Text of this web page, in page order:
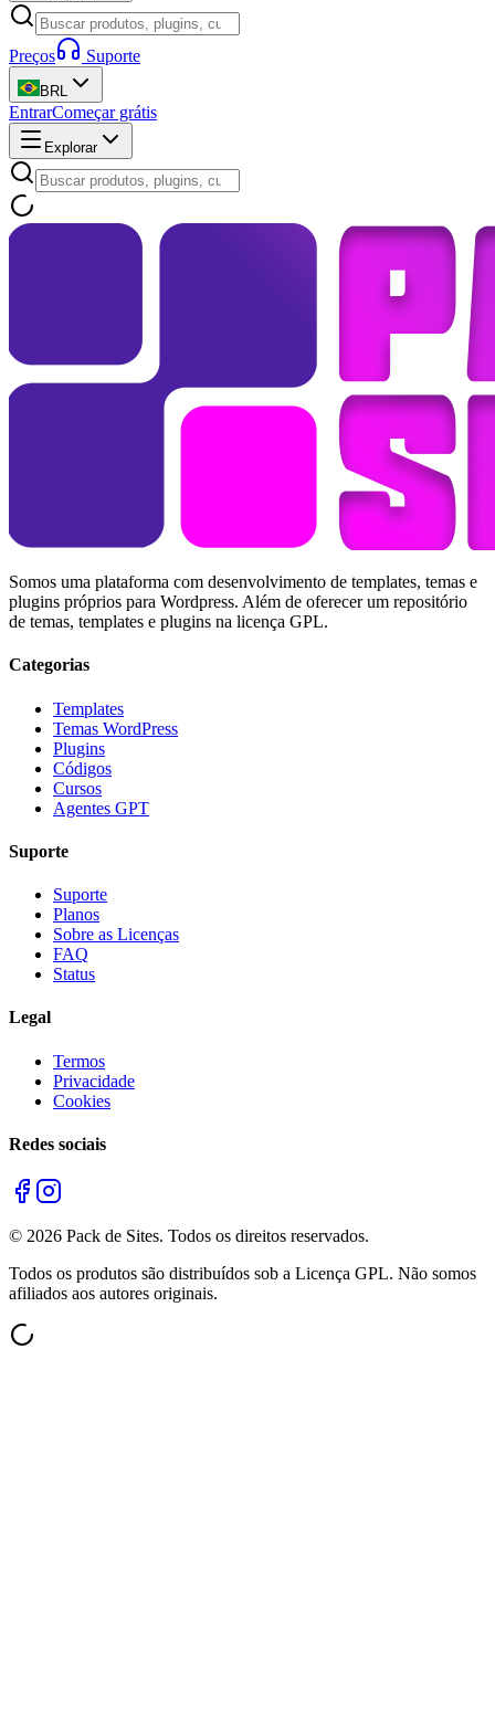
Preços Suporte
BRL
EntrarComeçar grátis
Explorar
Somos uma plataforma com desenvolvimento de templates, temas e
plugins próprios para Wordpress. Além de oferecer um repositório
de temas, templates e plugins na licença GPL.
Categorias
Templates
Temas WordPress
Plugins
Códigos
Cursos
Agentes GPT
Suporte
Suporte
Planos
Sobre as Licenças
FAQ
Status
Legal
Termos
Privacidade
Cookies
Redes sociais
© 2026 Pack de Sites. Todos os direitos reservados.
Todos os produtos são distribuídos sob a Licença GPL. Não somos
afiliados aos autores originais.